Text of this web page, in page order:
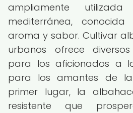
ampliamente
mediterránea,
aroma y sabor. Cultivar
urbanos ofrece
para los aficionados a
para los amantes de la
primer lugar, la
resistente que